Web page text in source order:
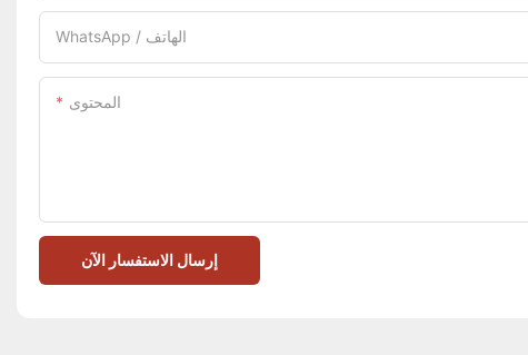
WhatsApp / الهاتف
المحتوى
إرسال الاستفسار الآن